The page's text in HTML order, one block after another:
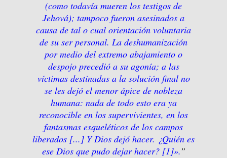
(como todavía mueren los testigos de
Jehová); tampoco fueron asesinados a
causa de tal o cual orientación voluntaria
de su ser personal. La deshumanización
por medio del extremo abajamiento o
despojo precedió a su agonía; a las
víctimas destinadas a la solución final no
se les dejó el menor ápice de nobleza
humana: nada de todo esto era ya
reconocible en los supervivientes, en los
fantasmas esqueléticos de los campos
liberados [...] Y Dios dejó hacer. ¿Quién es
ese Dios que pudo dejar hacer? [1]».